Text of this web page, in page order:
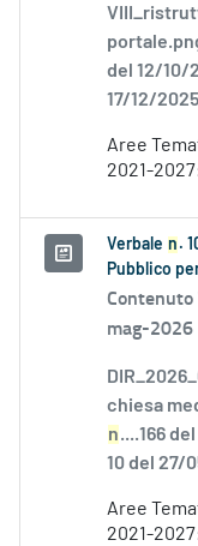
del 12/10/
17/12/
Aree
2021-
Verbale n .
Pubblico
mag-
chiesa
n....166
10 del 27/
Aree
2021-